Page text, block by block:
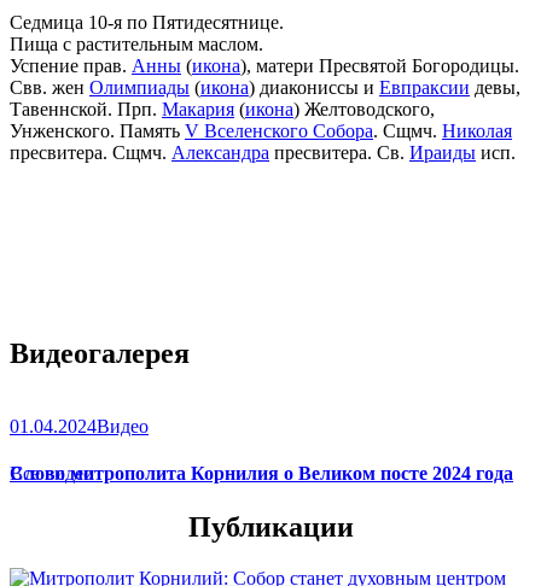
Седмица 10-я по Пятидесятнице.
Пища с растительным маслом.
Успение прав. Анны (икона), матери Пресвятой Богородицы.
Свв. жен Олимпиады (икона) диакониссы и Евпраксии девы,
Тавеннской. Прп. Макария (икона) Желтоводского,
Унженского. Память V Вселенского Собора. Сщмч. Николая
пресвитера. Сщмч. Александра пресвитера. Св. Ираиды исп.
Видеогалерея
01.04.2024Видео
Слово митрополита Корнилия о Великом посте 2024 года
Все видео
Публикации